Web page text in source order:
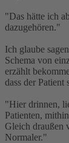
"Das hätte ich
dazugehören."
Ich glaube
Schema von
erzählt
dass der Patient
"Hier drinnen,
Patienten,
Gleich draußen
Normaler."